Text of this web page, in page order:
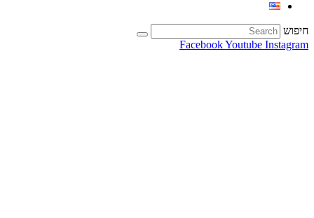
חיפוש
FacebookYoutube Instagram